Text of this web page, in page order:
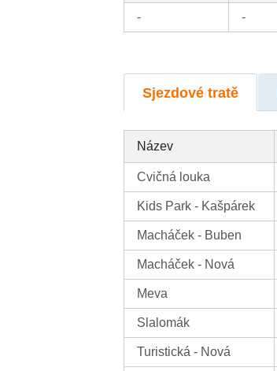
- -
Sjezdové tratě
Název
Cvičná louka
Kids Park - Kašpárek
Macháček - Buben
Macháček - Nová
Meva
Slalomák
Turistická - Nová